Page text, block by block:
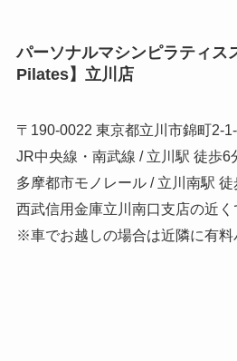
パーソナルマシンピラティス
Pilates】立川店
〒190-0022 東京都立川市錦町2-
JR中央線・南武線 / 立川駅 徒歩6
多摩都市モノレール / 立川南駅 徒
西武信用金庫立川南口支店の近く
※車でお越しの場合は近隣に有